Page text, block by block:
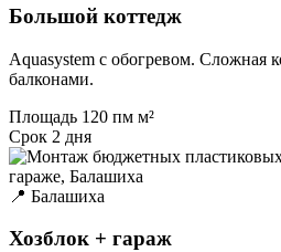
Большой коттедж
Aquasystem с обогревом. Сложная
балконами.
Площадь 120 пм м²
Срок 2 дня
📍 Балашиха
Хозблок + гараж